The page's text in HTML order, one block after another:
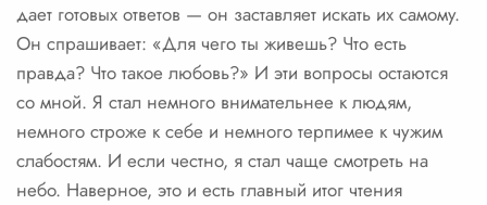
дает готовых ответов — он заставляет искать их самому.
Он спрашивает: «Для чего ты живешь? Что есть
правда? Что такое любовь?» И эти вопросы остаются
со мной. Я стал немного внимательнее к людям,
немного строже к себе и немного терпимее к чужим
слабостям. И если честно, я стал чаще смотреть на
небо. Наверное, это и есть главный итог чтения